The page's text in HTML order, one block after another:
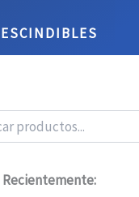
Recientemente: